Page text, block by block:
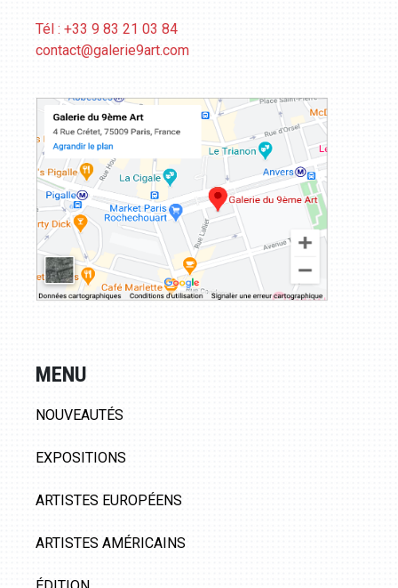
Tél : +33 9 83 21 03 84
contact@galerie9art.com
MENU
NOUVEAUTÉS
EXPOSITIONS
ARTISTES EUROPÉENS
ARTISTES AMÉRICAINS